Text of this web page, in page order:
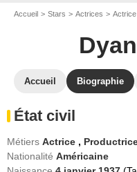
Accueil Stars Actrices
Accueil Biographie
État civil
Métiers Actrice ,
Nationalité Américaine